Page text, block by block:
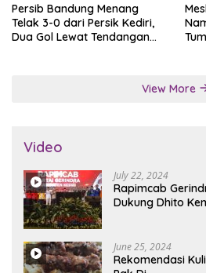
Persib Bandung Menang
Telak 3-0 dari Persik Kediri,
Dua Gol Lewat Tendangan
View More
Video
July 22, 2024
Rapimcab
Dukung Dhito
June 25, 2024
Rekomendasi